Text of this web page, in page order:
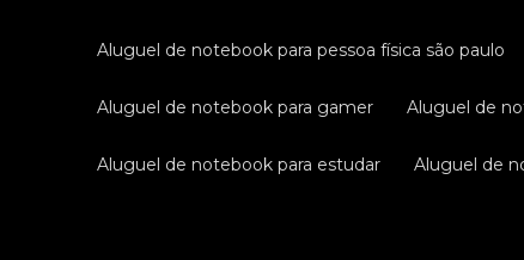
aluguel de notebook para pessoa física são paulo
aluguel de notebook para gamer aluguel de
aluguel de notebook para estudar aluguel de